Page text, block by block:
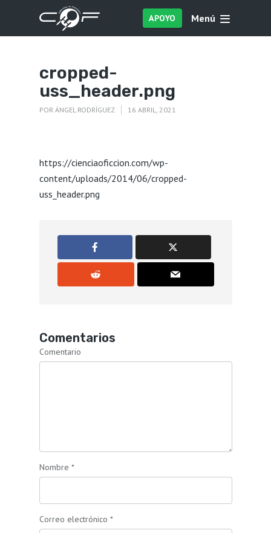
APOYO Menú
cropped-
uss_header.png
POR ÁNGEL RODRÍGUEZ 16 ABRIL, 2021
https://cienciaoficcion.com/wp-
content/uploads/2014/06/cropped-
uss_header.png
Comentarios
Comentario
Nombre *
Correo electrónico *